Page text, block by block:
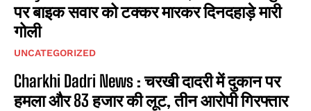
पर बाइक सवार को टक्कर मारकर दिनदहाड़े मारी
गोली
UNCATEGORIZED
Charkhi Dadri News : चरखी दादरी में दुकान पर
हमला और 83 हजार की लूट, तीन आरोपी गिरफ्तार